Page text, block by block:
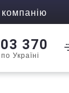
370
Україні